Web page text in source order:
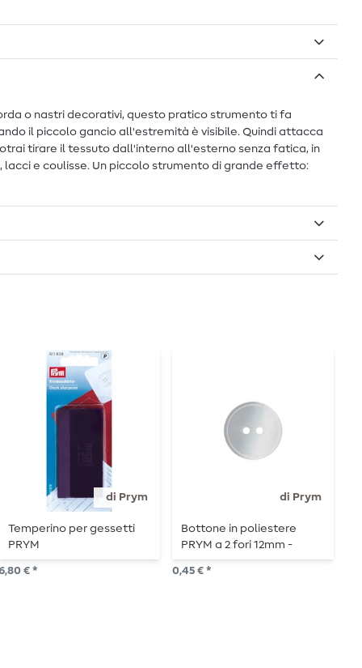
o nastri decorativi, questo pratico strumento ti fa
il piccolo gancio all'estremità è visibile. Quindi attacca
tirare il tessuto dall'interno all'esterno senza fatica, in
e coulisse. Un piccolo strumento di grande effetto:
di Prym
Temperino per gessetti
PRYM
€ *
di Prym
Bottone in poliestere
PRYM a 2 fori 12mm -
bianco - 1 pezzo
0,45 € *